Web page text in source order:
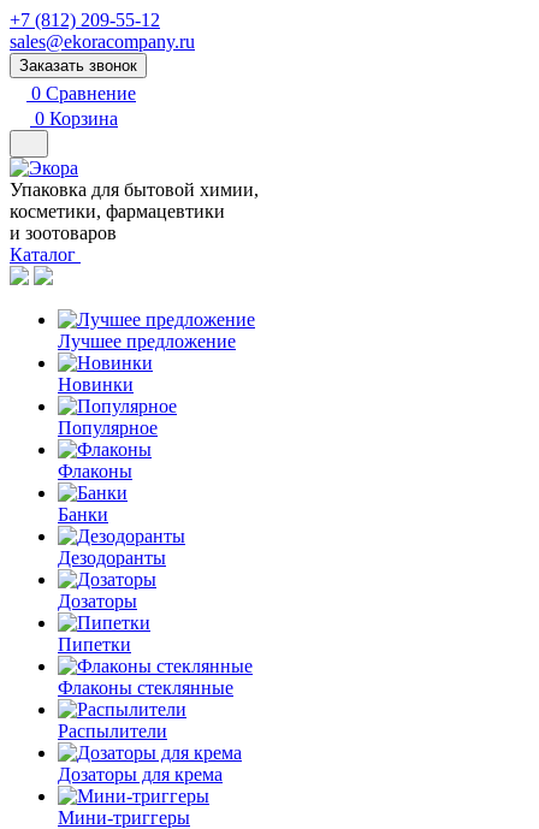
+7 (812) 209-55-12
sales@ekoracompany.ru
Заказать звонок
0 Сравнение
0 Корзина
Упаковка для бытовой химии,
косметики, фармацевтики
и зоотоваров
Каталог
Лучшее предложение
Новинки
Популярное
Флаконы
Банки
Дезодоранты
Дозаторы
Пипетки
Флаконы стеклянные
Распылители
Дозаторы для крема
Мини-триггеры